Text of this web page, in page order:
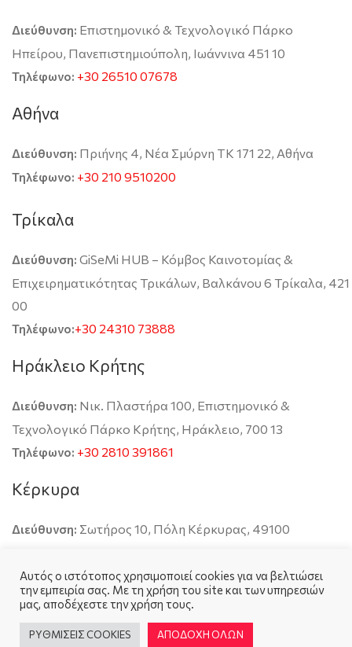
Διεύθυνση: Επιστημονικό & Τεχνολογικό Πάρκο
Ηπείρου, Πανεπιστημιούπολη, Ιωάννινα 451 10
Τηλέφωνο: +30 26510 07678
Αθήνα
Διεύθυνση: Πριήνης 4, Νέα Σμύρνη TK 171 22, Αθήνα
Τηλέφωνο: +30 210 9510200
Τρίκαλα
Διεύθυνση: GiSeMi HUB – Κόμβος Καινοτομίας &
Επιχειρηματικότητας Τρικάλων, Βαλκάνου 6 Τρίκαλα, 421
00
Τηλέφωνο:+30 24310 73888
Ηράκλειο Κρήτης
Διεύθυνση: Νικ. Πλαστήρα 100, Επιστημονικό &
Τεχνολογικό Πάρκο Κρήτης, Ηράκλειο, 700 13
Τηλέφωνο: +30 2810 391861
Κέρκυρα
Διεύθυνση: Σωτήρος 10, Πόλη Κέρκυρας, 49100
© 2023 smartiscity. All Rights Reserved.
Αυτός ο ιστότοπος χρησιμοποιεί cookies για να βελτιώσει
την εμπειρία σας. Με τη χρήση του site και των υπηρεσιών
μας, αποδέχεστε την χρήση τους.
ΡΥΘΜΙΣΕΙΣ COOKIES ΑΠΟΔΟΧΗ ΟΛΩΝ